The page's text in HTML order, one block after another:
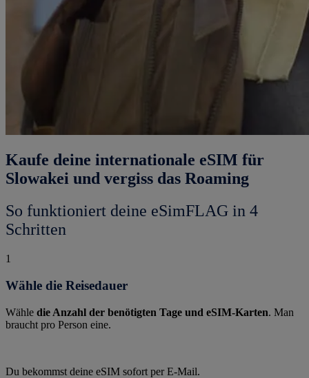
Kaufe deine internationale eSIM für
Slowakei und vergiss das Roaming
So funktioniert deine eSimFLAG in 4
Schritten
1
Wähle die Reisedauer
Wähle die Anzahl der benötigten Tage und eSIM-Karten. Man
braucht pro Person eine.
Du bekommst deine eSIM sofort per E-Mail.